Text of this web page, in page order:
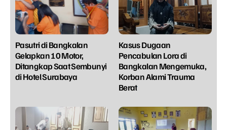
Pasutri di Bangkalan
Gelapkan 10 Motor,
Ditangkap Saat Sembunyi
di Hotel Surabaya
Kasus Dugaan
Pencabulan Lora di
Bangkalan Mengemuka,
Korban Alami Trauma
Berat